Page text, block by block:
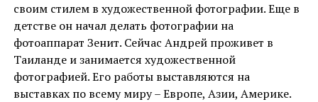
Ця подія, яку не можна пропустити, дала
можливість поціновувачам мистецтва придбати
деякі з найбільш інвестиційно привабливих творів
ще до того, як ярмарок відкрився для публіки.
своим стилем в художественной фотографии. Еще в
детстве он начал делать фотографии на
фотоаппарат Зенит. Сейчас Андрей проживет в
Таиланде и занимается художественной
фотографией. Его работы выставляются на
выставках по всему миру – Европе, Азии, Америке.